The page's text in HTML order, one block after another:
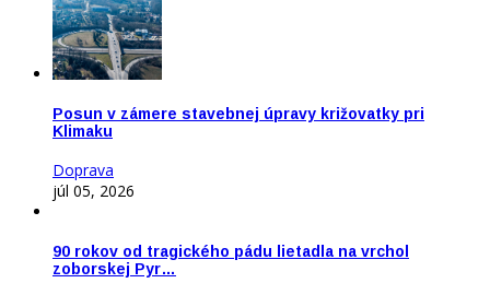
Posun v zámere stavebnej úpravy križovatky pri
Klimaku
Doprava
júl 05, 2026
90 rokov od tragického pádu lietadla na vrchol
zoborskej Pyr…